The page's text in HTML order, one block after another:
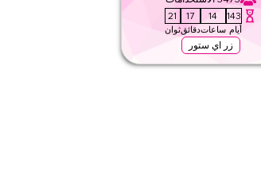
143
أيام
14
ساعات
17
دقائق
19
ثوان
زر اي ستور
بما في ذلك رمضان، العيد، الجمعة